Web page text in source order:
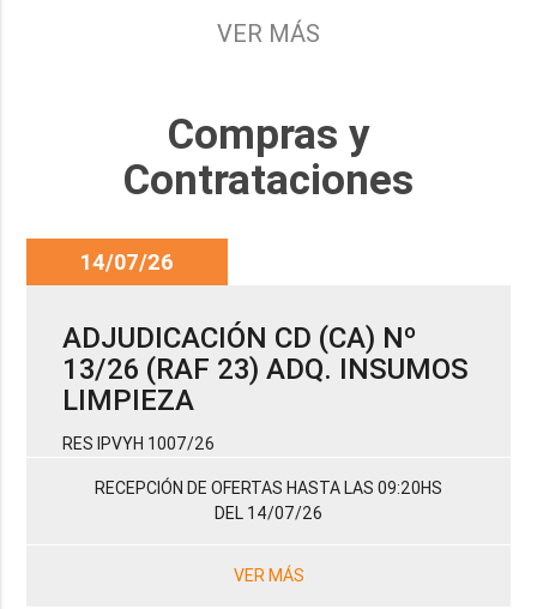
Provincia y del Servicio Penitenciario.
VER MÁS
Compras y
Contrataciones
14/07/26
ADJUDICACIÓN CD (CA) Nº
13/26 (RAF 23) ADQ. INSUMOS
LIMPIEZA
RES IPVYH 1007/26
RECEPCIÓN DE OFERTAS HASTA LAS 09:20HS
DEL 14/07/26
VER MÁS